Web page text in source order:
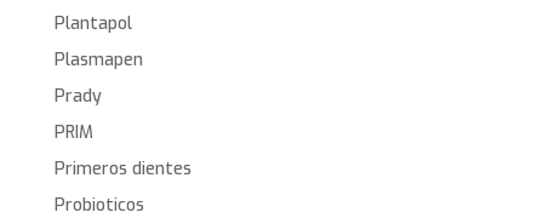
Plantapol
Plasmapen
Prady
PRIM
Primeros dientes
Probioticos